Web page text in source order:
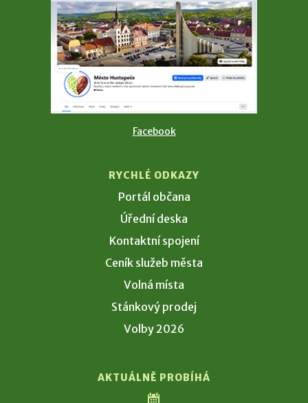
Facebook
RYCHLÉ ODKAZY
Portál občana
Úřední deska
Kontaktní spojení
Ceník služeb města
Volná místa
Stánkový prodej
Volby 2026
AKTUÁLNĚ PROBÍHÁ